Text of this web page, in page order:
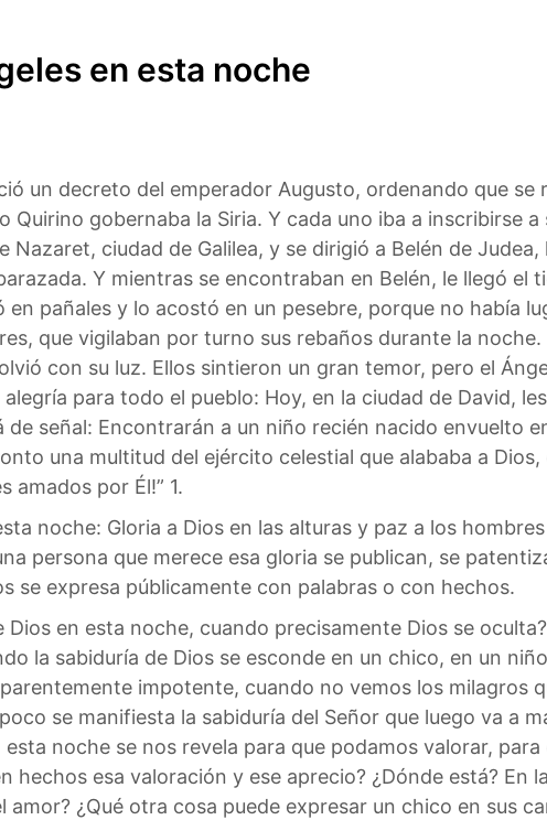
en esta noche
un decreto del emperador Augusto, ordenando que
Quirino gobernaba la Siria. Y cada uno iba a inscribirse
Nazaret, ciudad de Galilea, y se dirigió a Belén de
Y mientras se encontraban en Belén, le llegó el
pañales y lo acostó en un pesebre, porque no había
que vigilaban por turno sus rebaños durante la
con su luz. Ellos sintieron un gran temor, pero el
para todo el pueblo: Hoy, en la ciudad de David,
de señal: Encontrarán a un niño recién nacido envuelto
una multitud del ejército celestial que alababa a Dios,
amados por Él!” 1.
noche: Gloria a Dios en las alturas y paz a los
persona que merece esa gloria se publican, se
se expresa públicamente con palabras o con hechos.
Dios en esta noche, cuando precisamente Dios se
la sabiduría de Dios se esconde en un chico, en un
impotente, cuando no vemos los milagros
se manifiesta la sabiduría del Señor que luego va a
esta noche se nos revela para que podamos valorar,
hechos esa valoración y ese aprecio? ¿Dónde está? En
amor? ¿Qué otra cosa puede expresar un chico en sus